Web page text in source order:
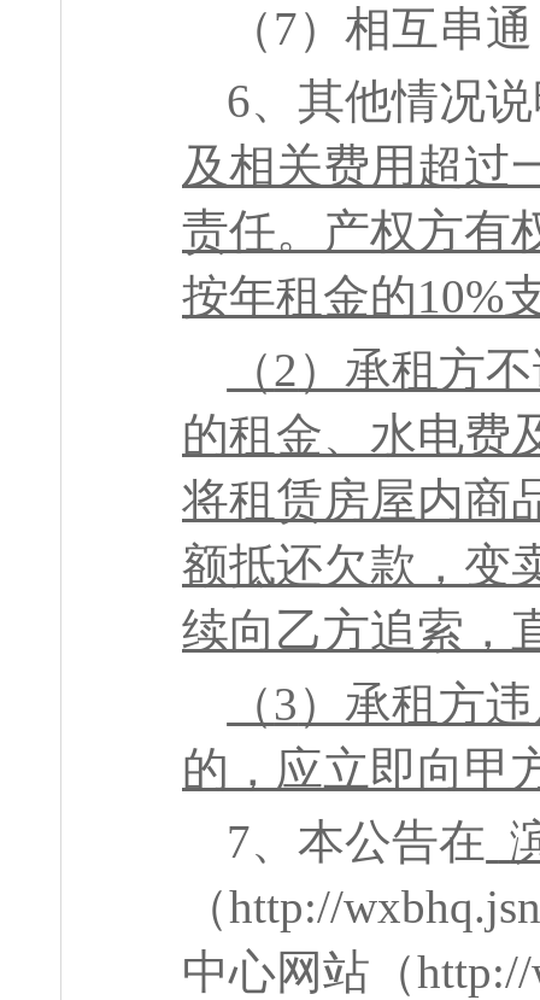
（7）相互串
6、其他情况
及相关费用超过
责任。产权方有
按年租金的10%
（2）承租方
的租金、水电费
将租赁房屋内商
额抵还欠款，变
续向乙方追索，
（3）承租方
的，应立即向甲
7、本公告在
（http://
中心网站（http://